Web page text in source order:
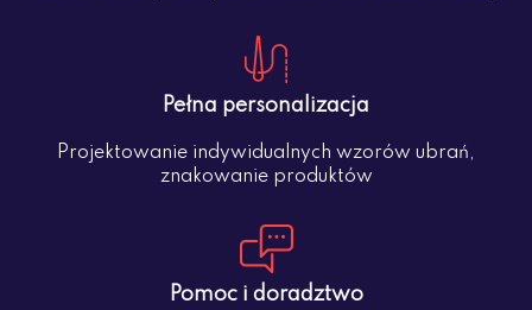
Pełna personalizacja
Projektowanie indywidualnych wzorów ubrań,
znakowanie produktów
Pomoc i doradztwo